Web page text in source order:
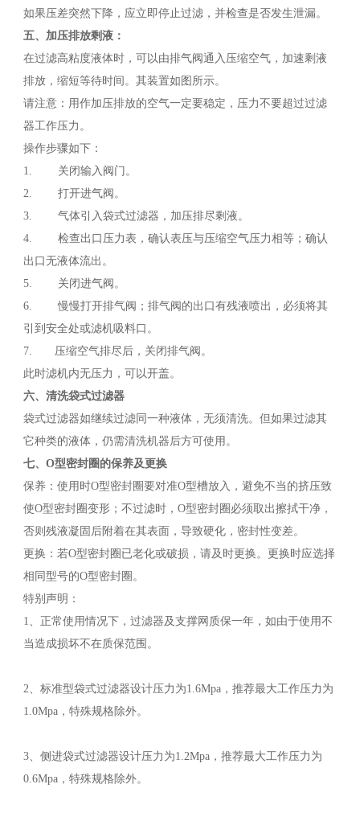
如果压差突然下降，应立即停止过滤，并检查是否发生泄漏。
五、加压排放剩液：
在过滤高粘度液体时，可以由排气阀通入压缩空气，加速剩液
排放，缩短等待时间。其装置如图所示。
请注意：用作加压排放的空气一定要稳定，压力不要超过过滤
器工作压力。
操作步骤如下：
1. 关闭输入阀门。
2. 打开进气阀。
3. 气体引入袋式过滤器，加压排尽剩液。
4. 检查出口压力表，确认表压与压缩空气压力相等；确认
出口无液体流出。
5. 关闭进气阀。
6. 慢慢打开排气阀；排气阀的出口有残液喷出，必须将其
引到安全处或滤机吸料口。
7. 压缩空气排尽后，关闭排气阀。
此时滤机内无压力，可以开盖。
六、清洗袋式过滤器
袋式过滤器如继续过滤同一种液体，无须清洗。但如果过滤其
它种类的液体，仍需清洗机器后方可使用。
七、O型密封圈的保养及更换
保养：使用时O型密封圈要对准O型槽放入，避免不当的挤压致
使O型密封圈变形；不过滤时，O型密封圈必须取出擦拭干净，
否则残液凝固后附着在其表面，导致硬化，密封性变差。
更换：若O型密封圈已老化或破损，请及时更换。更换时应选择
相同型号的O型密封圈。
特别声明：
1、正常使用情况下，过滤器及支撑网质保一年，如由于使用不
当造成损坏不在质保范围。
2、标准型袋式过滤器设计压力为1.6Mpa，推荐最大工作压力为
1.0Mpa，特殊规格除外。
3、侧进袋式过滤器设计压力为1.2Mpa，推荐最大工作压力为
0.6Mpa，特殊规格除外。